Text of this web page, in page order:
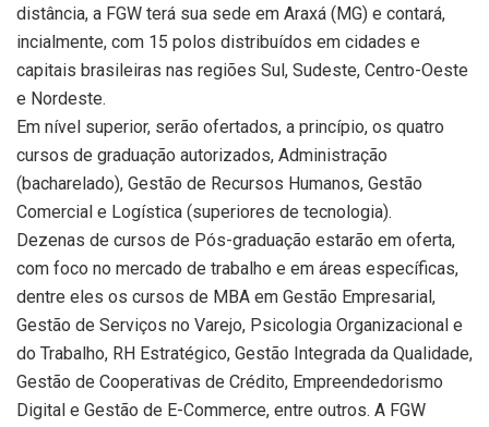
distância, a FGW terá sua sede em Araxá (MG) e contará,
incialmente, com 15 polos distribuídos em cidades e
capitais brasileiras nas regiões Sul, Sudeste, Centro-Oeste
e Nordeste.
Em nível superior, serão ofertados, a princípio, os quatro
cursos de graduação autorizados, Administração
(bacharelado), Gestão de Recursos Humanos, Gestão
Comercial e Logística (superiores de tecnologia).
Dezenas de cursos de Pós-graduação estarão em oferta,
com foco no mercado de trabalho e em áreas específicas,
dentre eles os cursos de MBA em Gestão Empresarial,
Gestão de Serviços no Varejo, Psicologia Organizacional e
do Trabalho, RH Estratégico, Gestão Integrada da Qualidade,
Gestão de Cooperativas de Crédito, Empreendedorismo
Digital e Gestão de E-Commerce, entre outros. A FGW